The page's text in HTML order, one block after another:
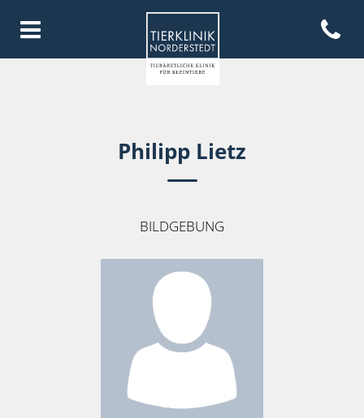
Homepage Tierklinik
Open
Philipp Lietz
BILDGEBUNG